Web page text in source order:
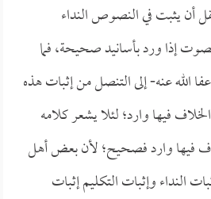
أن يثبت في النصوص النداء
إذا ورد بأسانيد صحيحة، فما
الله عنه- إلى التنصل من إثبات هذه
فيها وارد؛ لئلا يشعر كلامه
فيها وارد فصحيح؛ لأن بعض أهل
النداء وإثبات التكليم إثبات